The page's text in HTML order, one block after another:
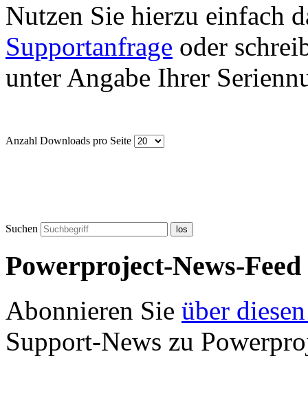
Nutzen Sie hierzu einfach
Supportanfrage oder
unter Angabe Ihrer
Anzahl Downloads pro Seite
Suchen los
Powerproject-News-Feed
Abonnieren Sie über
Support-News zu